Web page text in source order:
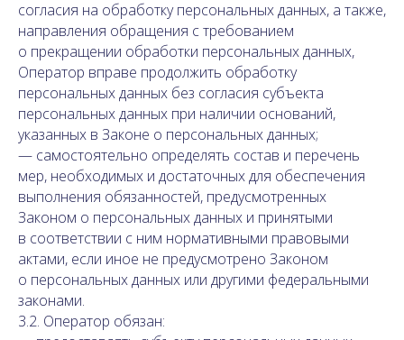
согласия на обработку персональных данных, а также,
направления обращения с требованием
о прекращении обработки персональных данных,
Оператор вправе продолжить обработку
персональных данных без согласия субъекта
персональных данных при наличии оснований,
указанных в Законе о персональных данных;
— самостоятельно определять состав и перечень
мер, необходимых и достаточных для обеспечения
выполнения обязанностей, предусмотренных
Законом о персональных данных и принятыми
в соответствии с ним нормативными правовыми
актами, если иное не предусмотрено Законом
о персональных данных или другими федеральными
законами.
3.2. Оператор обязан: